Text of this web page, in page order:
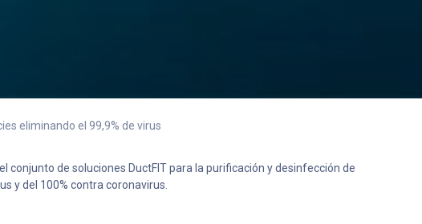
eliminando el 99,9% de virus
conjunto de soluciones DuctFIT para la purificación y desinfección de
y del 100% contra coronavirus.